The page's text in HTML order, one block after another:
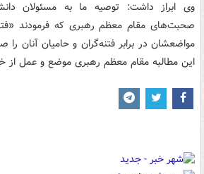
وی ابراز داشت: توصیه ما به مسئولان
صحبت‌های مقام معظم رهبری که فرمودند
مواضعشان در برابر فتنه‌گران و حامیان آنان
این مطالبه مقام معظم رهبری موضع و عمل از